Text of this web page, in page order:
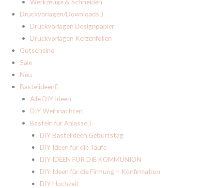
Druckvorlagen/Downloads
Druckvorlagen Designpapier
Druckvorlagen Kerzenfolien
Gutscheine
Sale
Neu
Bastelideen
Alle DIY Ideen
DIY Weihnachten
Basteln für Anlässe
DIY Bastelideen Geburtstag
DIY Ideen für die Taufe
DIY IDEEN FÜR DIE KOMMUNION
DIY Ideen für die Firmung – Konfirmation
DIY Hochzeit